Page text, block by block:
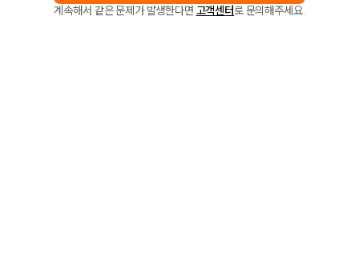
계속해서 같은 문제가 발생한다면 고객센터로 문의해주세요.